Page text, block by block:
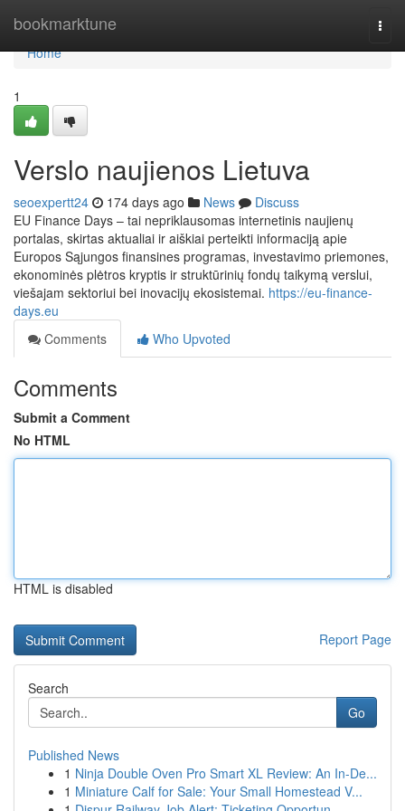
bookmarktune
Home
Home
1
Verslo naujienos Lietuva
seoexpertt24 174 days ago News
Discuss
EU Finance Days – tai nepriklausomas internetinis naujienų
portalas, skirtas aktualiai ir aiškiai perteikti informaciją apie
Europos Sąjungos finansines programas, investavimo priemones,
ekonominės plėtros kryptis ir struktūrinių fondų taikymą verslui,
viešajam sektoriui bei inovacijų ekosistemai. https://eu-finance-
days.eu
Comments
Who Upvoted
Comments
Submit a Comment
No HTML
HTML is disabled
Report Page
Search
Go
Published News
1 Ninja Double Oven Pro Smart XL Review: An In-De...
1 Miniature Calf for Sale: Your Small Homestead V...